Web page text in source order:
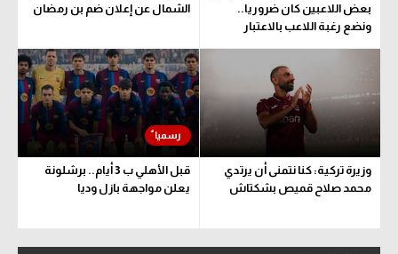
بعض اللاعبين كان ضروريا..
ونضع رغبة اللاعب بالاعتبار
الشمال عن إعلان ضم بن رمضان
وزيرة تركية: كنا نتمنى أن يرتدي
محمد صلاح قميص بشكتاش
قبل الأهلي ب 3 أيام.. برشلونة
يعلن مواجهة بازل وديا